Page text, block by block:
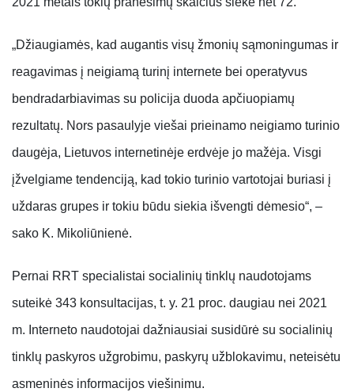
„Džiaugiamės, kad augantis visų žmonių sąmoningumas ir
reagavimas į neigiamą turinį internete bei operatyvus
bendradarbiavimas su policija duoda apčiuopiamų
rezultatų. Nors pasaulyje viešai prieinamo neigiamo turinio
daugėja, Lietuvos internetinėje erdvėje jo mažėja. Visgi
įžvelgiame tendenciją, kad tokio turinio vartotojai buriasi į
uždaras grupes ir tokiu būdu siekia išvengti dėmesio“, –
sako K. Mikoliūnienė.
Pernai RRT specialistai socialinių tinklų naudotojams
suteikė 343 konsultacijas, t. y. 21 proc. daugiau nei 2021
m. Interneto naudotojai dažniausiai susidūrė su socialinių
tinklų paskyros užgrobimu, paskyrų užblokavimu, neteisėtu
asmeninės informacijos viešinimu.